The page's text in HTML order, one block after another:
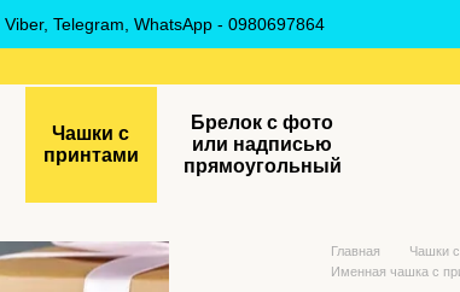
Viber, Telegram, WhatsApp - 0980697864
Чашки с
принтами
Брелок с фото
или надписью
прямоугольный
Главная Чашки
Именная чашка с